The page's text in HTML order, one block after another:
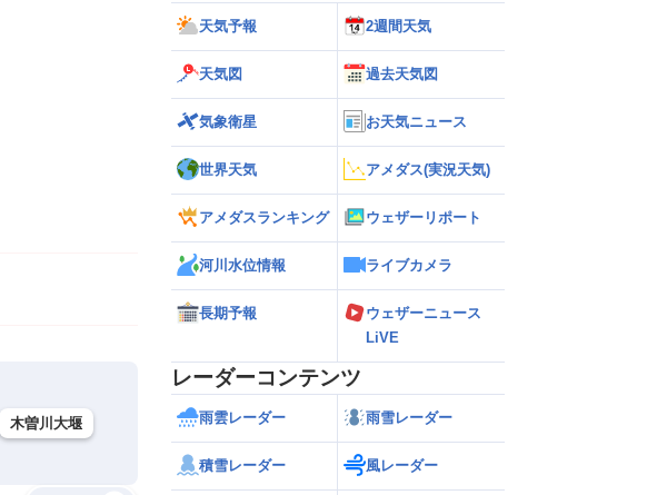
木曽川大堰
天気予報 2週間天気
天気図 過去天気図
気象衛星 お天気ニュース
世界天気 アメダス(実況天気)
アメダスランキング ウェザーリポート
河川水位情報 ライブカメラ
長期予報
ウェザーニュース
LiVE
レーダーコンテンツ
雨雲レーダー 雨雪レーダー
積雪レーダー 風レーダー